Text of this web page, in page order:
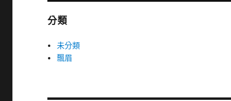
分類
未分類
飄眉